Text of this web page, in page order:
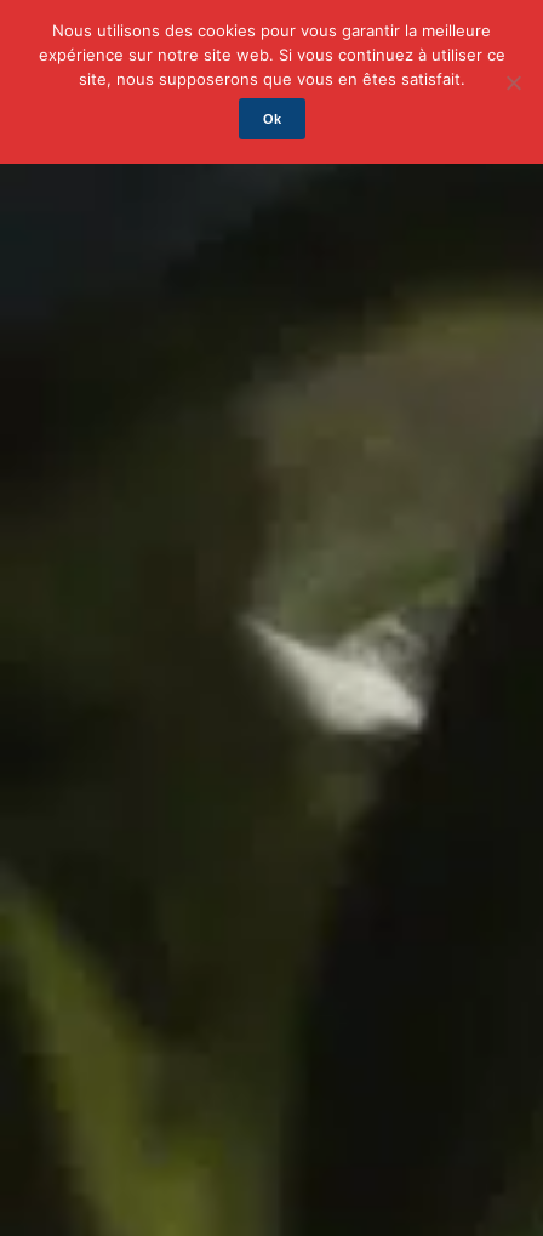
Auto/Moto Business Famille Finance
Nous utilisons des cookies pour vous garantir la meilleure
expérience sur notre site web. Si vous continuez à utiliser ce
site, nous supposerons que vous en êtes satisfait.
Ok